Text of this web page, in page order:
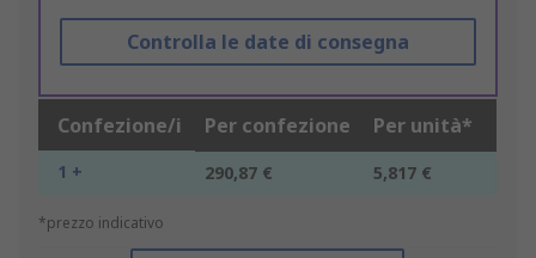
Controlla le date di consegna
Confezione/i Per confezione Per unità*
1 + 290,87 € 5,817 €
*prezzo indicativo